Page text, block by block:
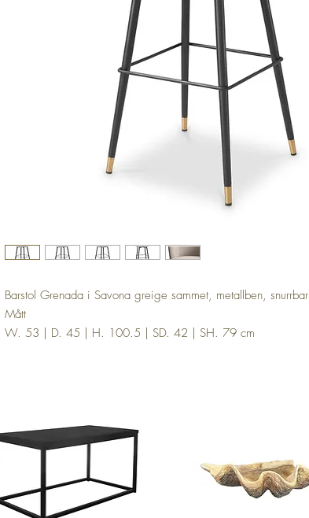
Barstol Grenada i Savona greige sammet, metallben, snurrbar
Mått
W. 53 | D. 45 | H. 100.5 | SD. 42 | SH. 79 cm